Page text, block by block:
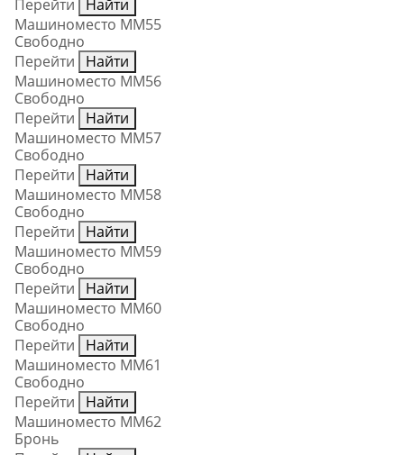
Перейти
Найти
Машиноместо ММ55
Свободно
Перейти
Найти
Машиноместо ММ56
Свободно
Перейти
Найти
Машиноместо ММ57
Свободно
Перейти
Найти
Машиноместо ММ58
Свободно
Перейти
Найти
Машиноместо ММ59
Свободно
Перейти
Найти
Машиноместо ММ60
Свободно
Перейти
Найти
Машиноместо ММ61
Свободно
Перейти
Найти
Машиноместо ММ62
Бронь